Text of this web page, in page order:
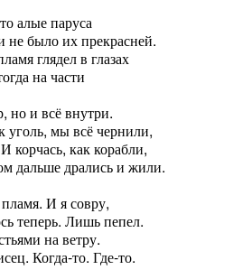
алые паруса
не было их прекрасней.
глядел в глазах
на части
но и всё внутри.
уголь, мы всё чернили,
корчась, как корабли,
дальше дрались и жили.
И я совру,
теперь. Лишь пепел.
на ветру.
Когда-то. Где-то.